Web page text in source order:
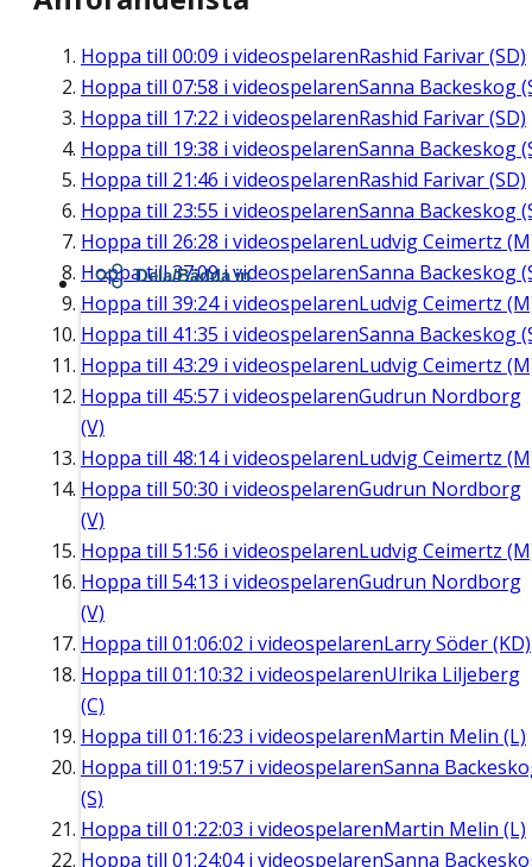
Hoppa till 00:09 i videospelarenRashid Farivar (SD)
Hoppa till 07:58 i videospelarenSanna Backeskog
Hoppa till 17:22 i videospelarenRashid Farivar (SD)
Hoppa till 19:38 i videospelarenSanna Backeskog
Hoppa till 21:46 i videospelarenRashid Farivar (SD)
Hoppa till 23:55 i videospelarenSanna Backeskog
Hoppa till 26:28 i videospelarenLudvig Ceimertz
Hoppa till37:09i videospelarenSanna Backeskog
Hoppa till 39:24i videospelarenLudvig Ceimertz
Hoppa till 41:35 i videospelarenSanna Backeskog
Hoppa till 43:29 i videospelarenLudvig Ceimertz
Hoppa till 45:57 i videospelarenGudrun Nordborg
(V)
Hoppa till 48:14i videospelarenLudvig Ceimertz
Hoppa till 50:30 i videospelarenGudrun Nordborg
(V)
Hoppa till 51:56 i videospelarenLudvig Ceimertz
Hoppa till 54:13 i videospelarenGudrun Nordborg
(V)
Hoppa till 01:06:02 i videospelarenLarry Söder (KD)
Hoppa till 01:10:32 i videospelarenUlrika Liljeberg
(C)
Hoppa till 01:16:23 i videospelarenMartin Melin (L)
Hoppa till 01:19:57 i videospelarenSanna
(S)
Hoppa till 01:22:03 i videospelarenMartin Melin (L)
Hoppa till 01:24:04i videospelarenSanna
Dela/Bädda in